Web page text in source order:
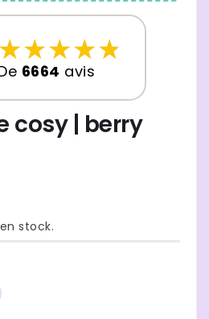
☆
★☆
★☆
★☆
★☆
★
6664 avis
cosy | berry
stock.